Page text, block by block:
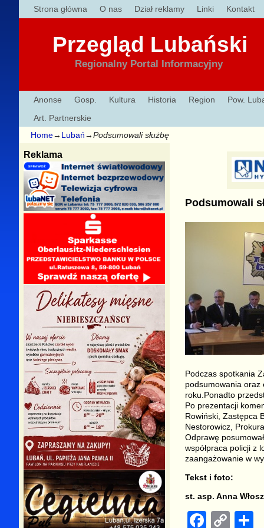
Strona główna O nas Dział reklamy Linki Kontakt
Przegląd Lubański
Regionalny Portal Informacyjny
Anonse Gosp. Kultura Historia Region Pow.
Art. Partnerskie
Home→ Lubań→Podsumowali służbę
Podsumowali
Podczas spotkania
podsumowania oraz
roku.Ponadto
Po prezentacji
Rowiński, Zastępca
Nestorowicz,
Odprawę
współpraca policji z
zaangażowanie w
Tekst i foto:
st. asp. Anna
F
C
Reklama